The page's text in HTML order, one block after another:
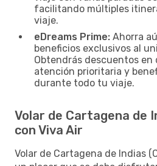
facilitando múltiples
viaje.
eDreams Prime: Ahorra
beneficios exclusivos al
Obtendrás descuentos en
atención prioritaria y
durante todo tu viaje.
Volar de Cartagena de
con Viva Air
Volar de Cartagena de Indias